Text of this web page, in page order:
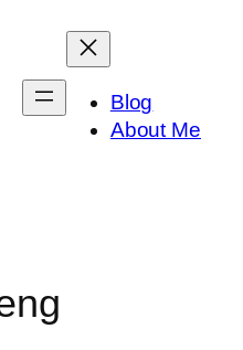
Blog
About Me